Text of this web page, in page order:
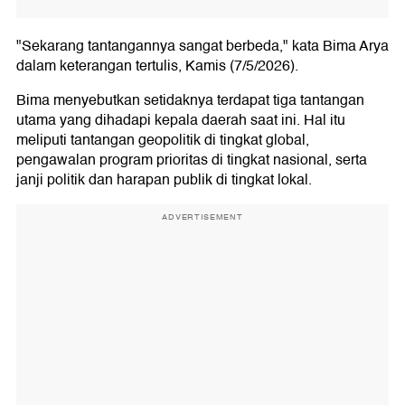
"Sekarang tantangannya sangat berbeda," kata Bima Arya
dalam keterangan tertulis, Kamis (7/5/2026).
Bima menyebutkan setidaknya terdapat tiga tantangan
utama yang dihadapi kepala daerah saat ini. Hal itu
meliputi tantangan geopolitik di tingkat global,
pengawalan program prioritas di tingkat nasional, serta
janji politik dan harapan publik di tingkat lokal.
ADVERTISEMENT